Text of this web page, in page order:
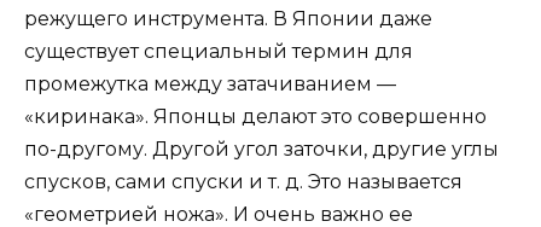
режущего инструмента. В Японии даже
существует специальный термин для
промежутка между затачиванием —
«киринака». Японцы делают это совершенно
по-другому. Другой угол заточки, другие углы
спусков, сами спуски и т. д. Это называется
«геометрией ножа». И очень важно ее